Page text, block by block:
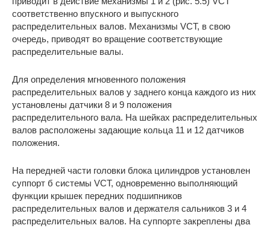
соответственно впускного и выпускного
распределительных валов. Механизмы VCT, в свою
очередь, приводят во вращение соответствующие
распределительные валы.
Для определения мгновенного положения
распределительных валов у заднего конца каждого из них
установлены датчики 8 и 9 положения
распределительного вала. На шейках распределительных
валов расположены задающие кольца 11 и 12 датчиков
положения.
На передней части головки блока цилиндров установлен
суппорт б системы VCT, одновременно выполняющий
функции крышек передних подшипников
распределительных валов и держателя сальников 3 и 4
распределительных валов. На суппорте закреплены два